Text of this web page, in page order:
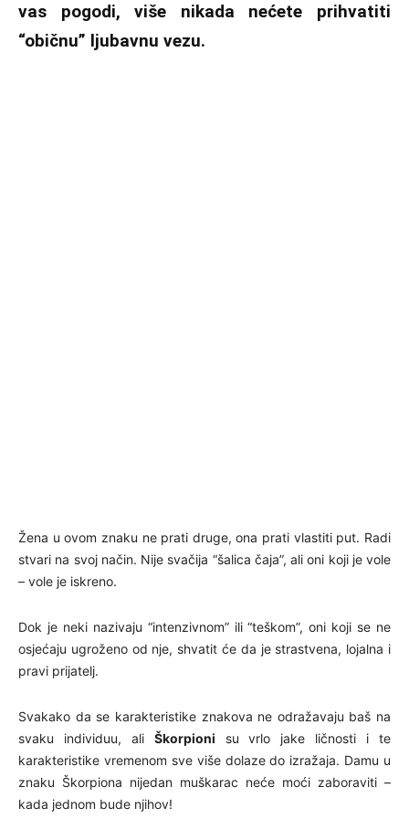
vas pogodi, više nikada nećete prihvatiti
“običnu” ljubavnu vezu.
Žena u ovom znaku ne prati druge, ona prati vlastiti put. Radi
stvari na svoj način. Nije svačija “šalica čaja”, ali oni koji je vole
– vole je iskreno.
Dok je neki nazivaju “intenzivnom” ili “teškom”, oni koji se ne
osjećaju ugroženo od nje, shvatit će da je strastvena, lojalna i
pravi prijatelj.
Svakako da se karakteristike znakova ne odražavaju baš na
svaku individuu, ali Škorpioni su vrlo jake ličnosti i te
karakteristike vremenom sve više dolaze do izražaja. Damu u
znaku Škorpiona nijedan muškarac neće moći zaboraviti –
kada jednom bude njihov!